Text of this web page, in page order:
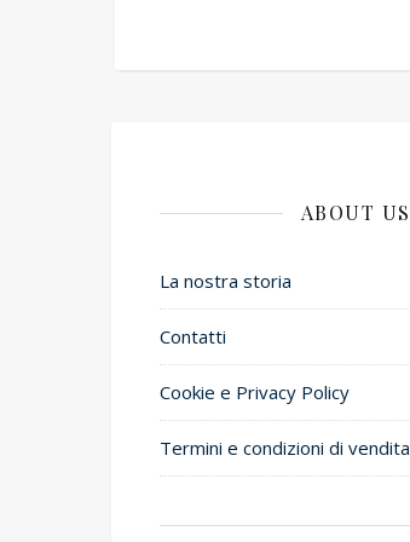
ABOUT US
La nostra storia
Contatti
Cookie e Privacy Policy
Termini e condizioni di vendita